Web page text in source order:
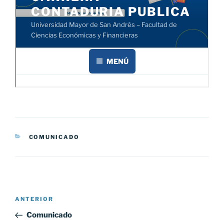
CATEGORÍAS
COMUNICADO
Navegación
Entrada
anterior:
ANTERIOR
Comunicado